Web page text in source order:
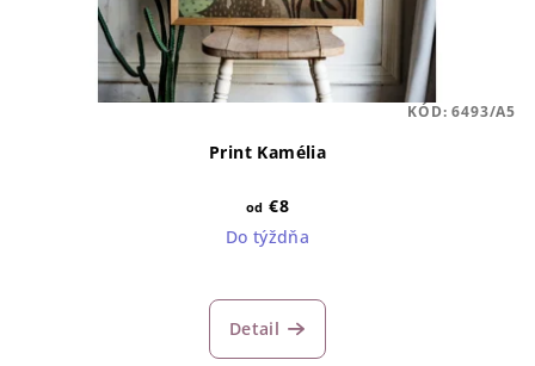
Print Kamélia
od €8
Do týždňa
Detail
KÓD:6493/A5